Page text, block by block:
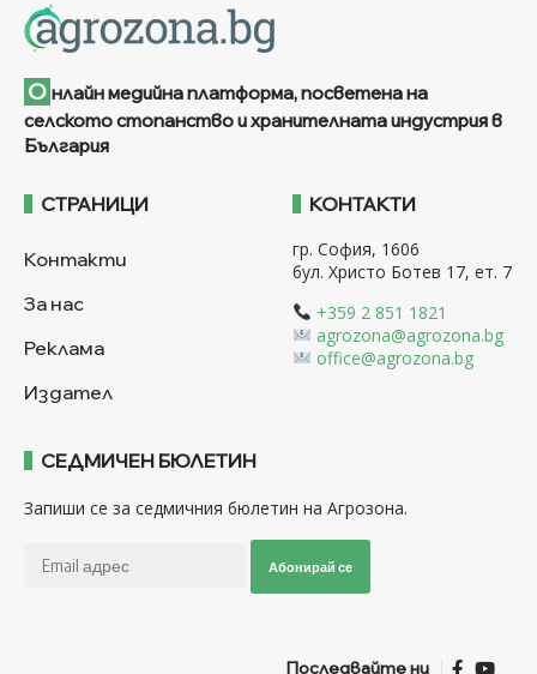
О нлайн медийна платформа, посветена на
селското стопанство и хранителната индустрия в
България
СТРАНИЦИ
Контакти
За нас
Реклама
Издател
КОНТАКТИ
гр. София, 1606
бул. Христо Ботев 17, ет. 7
+359 2 851 1821
agrozona@agrozona.bg
office@agrozona.bg
СЕДМИЧЕН БЮЛЕТИН
Запиши се за седмичния бюлетин на Агрозона.
Абонирай се
Последвайте ни